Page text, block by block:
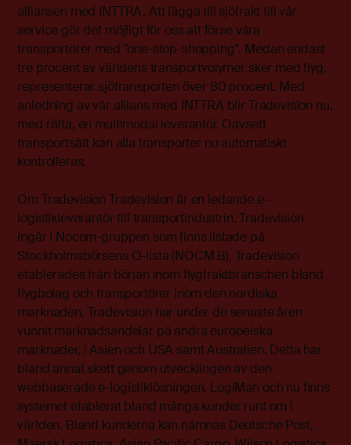
alliansen med INTTRA. Att lägga till sjöfrakt till vår
service gör det möjligt för oss att förse våra
transportörer med "one-stop-shopping". Medan endast
tre procent av världens transportvolymer sker med flyg,
representerar sjötransporten över 80 procent. Med
anledning av vår allians med INTTRA blir Tradevision nu,
med rätta, en multimodal leverantör. Oavsett
transportsätt kan alla transporter nu automatiskt
kontrolleras.
Om Tradevision Tradevision är en ledande e-
logistikleverantör till transportindustrin. Tradevision
ingår i Nocom-gruppen som finns listade på
Stockholmsbörsens O-lista (NOCM B). Tradevision
etablerades från början inom flygfraktbranschen bland
flygbolag och transportörer inom den nordiska
marknaden. Tradevision har under de senaste åren
vunnit marknadsandelar på andra europeiska
marknader, i Asien och USA samt Australien. Detta har
bland annat skett genom utvecklingen av den
webbaserade e-logistiklösningen, LogiMan och nu finns
systemet etablerat bland många kunder runt om i
världen. Bland kunderna kan nämnas Deutsche Post,